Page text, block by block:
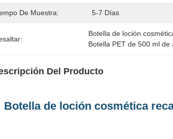
De Muestra: 5-7 Días
Botella de loción
Botella PET de 500 ml de
Del Producto
Botella de loción cosmética